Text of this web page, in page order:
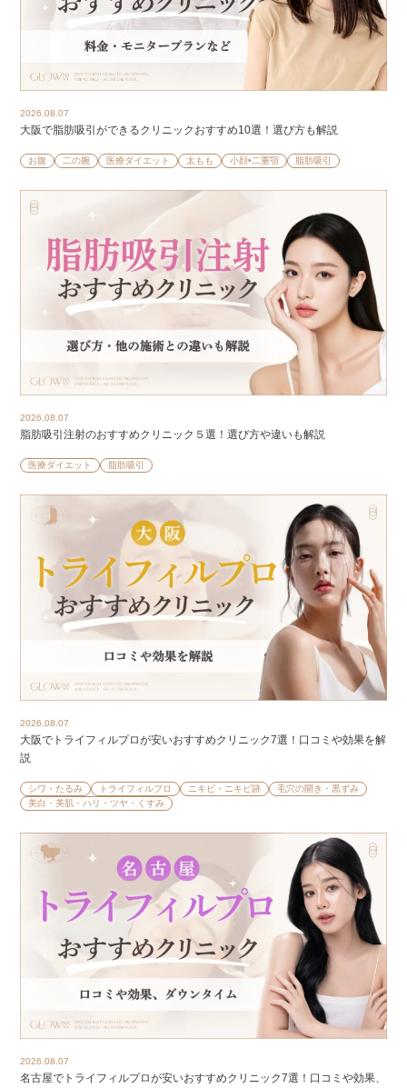
2026.08.07
大阪で脂肪吸引ができるクリニックおすすめ10選！選び方も解説
お腹 二の腕 医療ダイエット 太もも 小顔•二重顎 脂肪吸引
2026.08.07
脂肪吸引注射のおすすめクリニック５選！選び方や違いも解説
医療ダイエット 脂肪吸引
2026.08.07
大阪でトライフィルプロが安いおすすめクリニック7選！口コミや効果を解
説
シワ・たるみ トライフィルプロ ニキビ・ニキビ跡
毛穴の開き・黒ずみ
美白・美肌・ハリ・ツヤ・くすみ
2026.08.07
名古屋でトライフィルプロが安いおすすめクリニック7選！口コミや効果、